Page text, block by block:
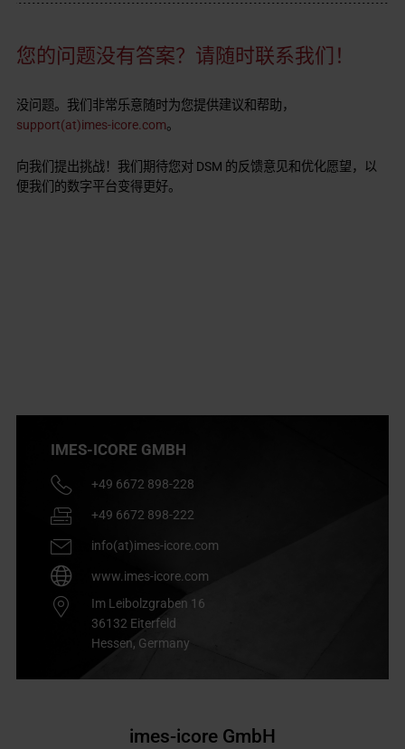
您的问题没有答案？请随时联系我们！
没问题。我们非常乐意随时为您提供建议和帮助，
support(at)imes-icore.com。
向我们提出挑战！我们期待您对 DSM 的反馈意见和优化愿望，以
便我们的数字平台变得更好。
IMES-ICORE GMBH
+49 6672 898-228
+49 6672 898-222
info(at)imes-icore.com
www.imes-icore.com
Im Leibolzgraben 16
36132 Eiterfeld
Hessen, Germany
imes-icore GmbH